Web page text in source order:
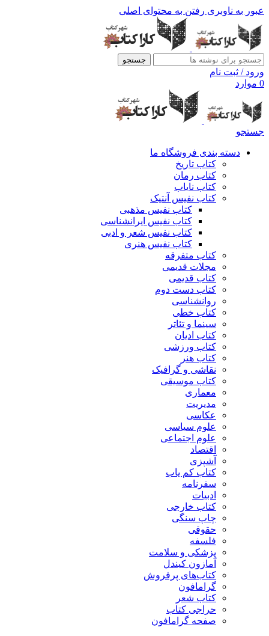
عبور به ناوبری رفتن به محتوای اصلی
جستجو
ورود / ثبت نام
0 موارد
جستجو
دسته بندی فروشگاه ما
کتاب تاریخ
کتاب رمان
کتاب نایاب
کتاب نفیس آنتیک
کتاب نفیس مذهبی
کتاب نفیس ایرانشناسی
کتاب نفیس شعر و ادبی
کتاب نفیس هنری
کتاب متفرقه
مجلات قدیمی
کتاب قدیمی
کتاب دست دوم
روانشناسی
کتاب خطی
سینما و تئاتر
کتاب ادیان
کتاب ورزشی
کتاب هنر
نقاشی و گرافیک
کتاب موسیقی
معماری
مدیریت
عکاسی
علوم سیاسی
علوم اجتماعی
اقتصاد
آشپزی
کتاب کم یاب
سفرنامه
ادبیات
کتاب خارجی
چاپ سنگی
حقوقی
فلسفه
پزشکی و سلامت
آمازون کیندل
کتاب‌های پرفروش
گرامافون
کتاب شعر
حراجی کتاب
صفحه گرامافون